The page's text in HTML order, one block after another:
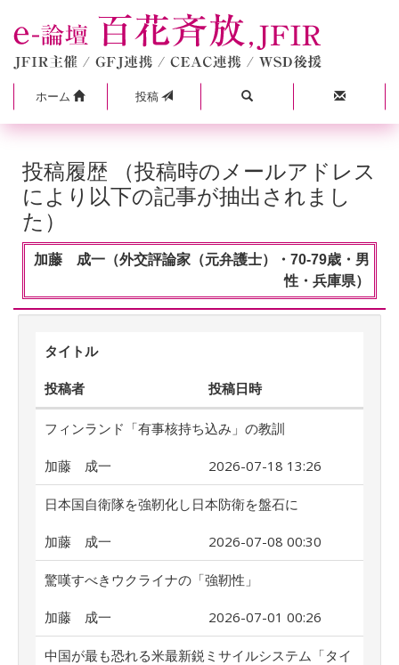
ホーム 投稿
投稿履歴 （投稿時のメールアドレス
により以下の記事が抽出されまし
た）
加藤 成一（外交評論家（元弁護士）・70-79歳・男
性・兵庫県）
タイトル
投稿者 投稿日時
フィンランド「有事核持ち込み」の教訓
加藤 成一 2026-07-18 13:26
日本国自衛隊を強靭化し日本防衛を盤石に
加藤 成一 2026-07-08 00:30
驚嘆すべきウクライナの「強靭性」
加藤 成一 2026-07-01 00:26
中国が最も恐れる米最新鋭ミサイルシステム「タイ